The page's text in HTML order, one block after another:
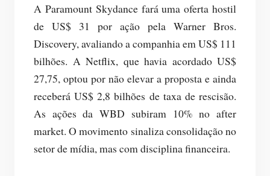
A Paramount Skydance fará uma oferta hostil
de US$ 31 por ação pela Warner Bros.
Discovery, avaliando a companhia em US$ 111
bilhões. A Netflix, que havia acordado US$
27,75, optou por não elevar a proposta e ainda
receberá US$ 2,8 bilhões de taxa de rescisão.
As ações da WBD subiram 10% no after
market. O movimento sinaliza consolidação no
setor de mídia, mas com disciplina financeira.